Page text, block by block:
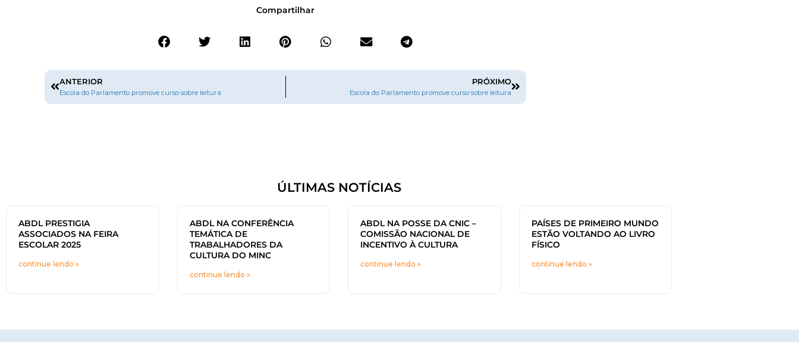
Compartilhar
ANTERIOR
Escola do Parlamento promove curso sobre leitura
PRÓXIMO
Escola do Parlamento promove curso sobre leitura
ÚLTIMAS NOTÍCIAS
ABDL PRESTIGIA
ASSOCIADOS NA FEIRA
ESCOLAR 2025
continue lendo »
ABDL NA CONFERÊNCIA
TEMÁTICA DE
TRABALHADORES DA
CULTURA DO MINC
continue lendo »
ABDL NA POSSE DA CNIC –
COMISSÃO NACIONAL DE
INCENTIVO À CULTURA
continue lendo »
PAÍSES DE PRIMEIRO MUNDO
ESTÃO VOLTANDO AO LIVRO
FÍSICO
continue lendo »